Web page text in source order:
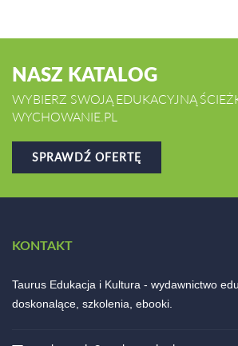
NASZ KATALOG
WYBIERZ SWOJĄ EDUKACYJNĄ
WYCHOWANIE.PL
SPRAWDŹ OFERTĘ
KONTAKT
Taurus Edukacja i Kultura - wydawnictwo
doskonalące, szkolenia, ebooki.